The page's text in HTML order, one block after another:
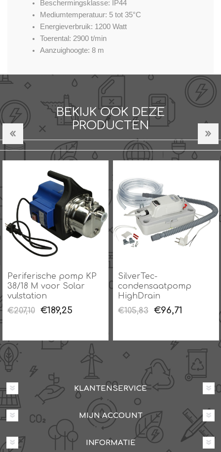
Beschermingsklasse: IP44
Mediumtemperatuur: 5 tot 35°C
Energieverbruik: 1200 Watt
Toerental: 2900 t/min
Aanzuighoogte: 8 m
BEKIJK OOK DEZE
PRODUCTEN
Periferische pomp KP
38/18 M voor Solar
vulstation
€207,10
€189,25
SilverTec-
condensaatpomp
HighDrain
€105,83
€96,71
KLANTENSERVICE
MIJN ACCOUNT
INFORMATIE